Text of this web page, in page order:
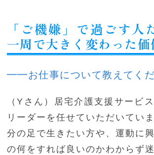
「ご機嫌」で過ごす人
一周で大きく変わった価
━━お仕事について教えてくだ
（Yさん）居宅介護支援サービ
リーダーを任せていただいてい
分の足で生きたい方や、運動に
の何をすれば良いのかわからず